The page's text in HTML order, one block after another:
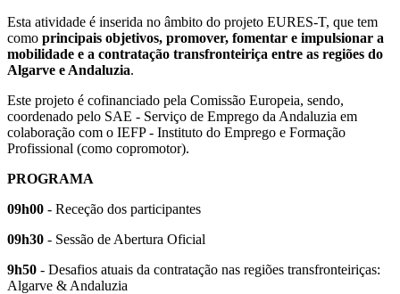
Esta atividade é inserida no âmbito do projeto EURES-T, que tem
como principais objetivos, promover, fomentar e impulsionar a
mobilidade e a contratação transfronteiriça entre as regiões do
Algarve e Andaluzia.
Este projeto é cofinanciado pela Comissão Europeia, sendo,
coordenado pelo SAE - Serviço de Emprego da Andaluzia em
colaboração com o IEFP - Instituto do Emprego e Formação
Profissional (como copromotor).
PROGRAMA
09h00 - Receção dos participantes
09h30 - Sessão de Abertura Oficial
9h50 - Desafios atuais da contratação nas regiões transfronteiriças:
Algarve & Andaluzia